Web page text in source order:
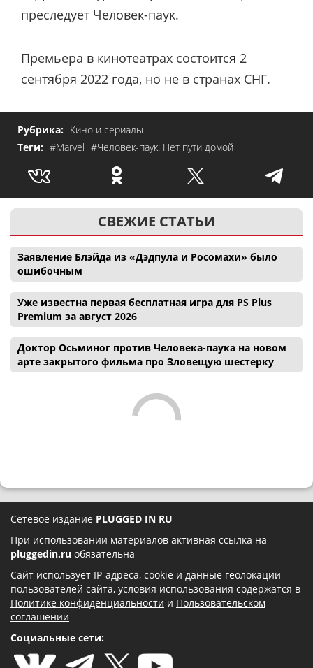
преследует Человек-паук.
Премьера в кинотеатрах состоится 2
сентября 2022 года, но не в странах СНГ.
Рубрика: Кино и сериалы
Теги: #Marvel #Человек-паук: Нет пути домой
СВЕЖИЕ СТАТЬИ
Заявление Блэйда из «Дэдпула и Росомахи» было
ошибочным
Уже известна первая бесплатная игра для PS Plus
Premium за август 2026
Доктор Осьминог против Человека-паука на новом
арте закрытого фильма про Зловещую шестерку
Сетевое издание PLUGGED IN RU
При использовании материалов активная ссылка на
pluggedin.ru обязательна
Сайт использует IP-адреса, cookie и данные геолокации
пользователей сайта, условия использования содержатся в
Политике конфиденциальности и Пользовательском
соглашении
Социальные сети: